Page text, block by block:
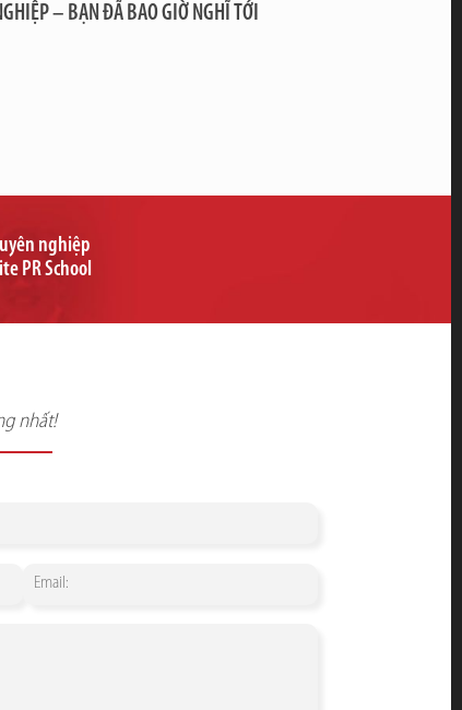
– BẠN ĐÃ BAO GIỜ NGHĨ TỚI
nghiệp
PR School
nhất!